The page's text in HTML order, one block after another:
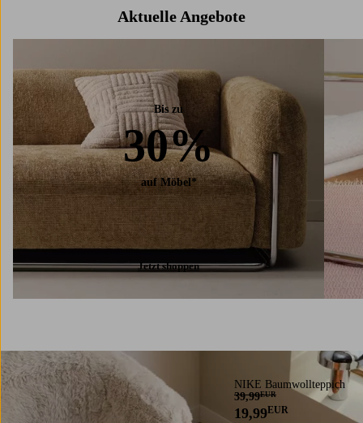
Aktuelle Angebote
Bis zu
30%
auf Möbel*
Jetzt shoppen
NIKE Baumwollteppich
39,99EUR
19,99EUR